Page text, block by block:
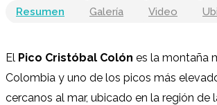
Resumen Galería Video
El Pico Cristóbal Colón es la montaña
Colombia y uno de los picos más
cercanos al mar, ubicado en la región de